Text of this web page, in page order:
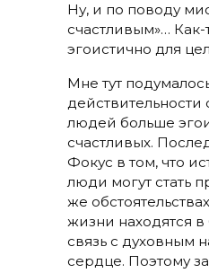
Ну, и по поводу
счастливым»…
эгоистично для
Мне тут
людей больше
счастливых.
Фокус в том, что
люди могут стать
же
жизни находятся в
связь с духовным
сердце. Поэтому